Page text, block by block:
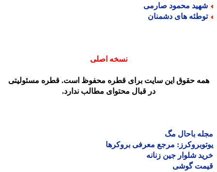
محمود صارمی
های دشمنان
نسخه اصلی
حقوق این سایت برای قطره محفوظ است. قطره مسئولیتی
در قبال محتوای مطالب ندارد.
باحال مگ
مرجع معرفی بروکرها
شلوار جین زنانه
گوشی